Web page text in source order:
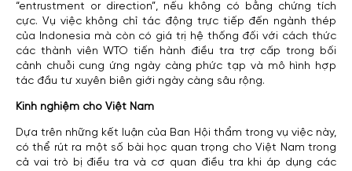
“entrustment or direction”, nếu không có bằng chứng tích
cực. Vụ việc không chỉ tác động trực tiếp đến ngành thép
của Indonesia mà còn có giá trị hệ thống đối với cách thức
các thành viên WTO tiến hành điều tra trợ cấp trong bối
cảnh chuỗi cung ứng ngày càng phức tạp và mô hình hợp
tác đầu tư xuyên biên giới ngày càng sâu rộng.
Kinh nghiệm cho Việt Nam
Dựa trên những kết luận của Ban Hội thẩm trong vụ việc này,
có thể rút ra một số bài học quan trọng cho Việt Nam trong
cả vai trò bị điều tra và cơ quan điều tra khi áp dụng các